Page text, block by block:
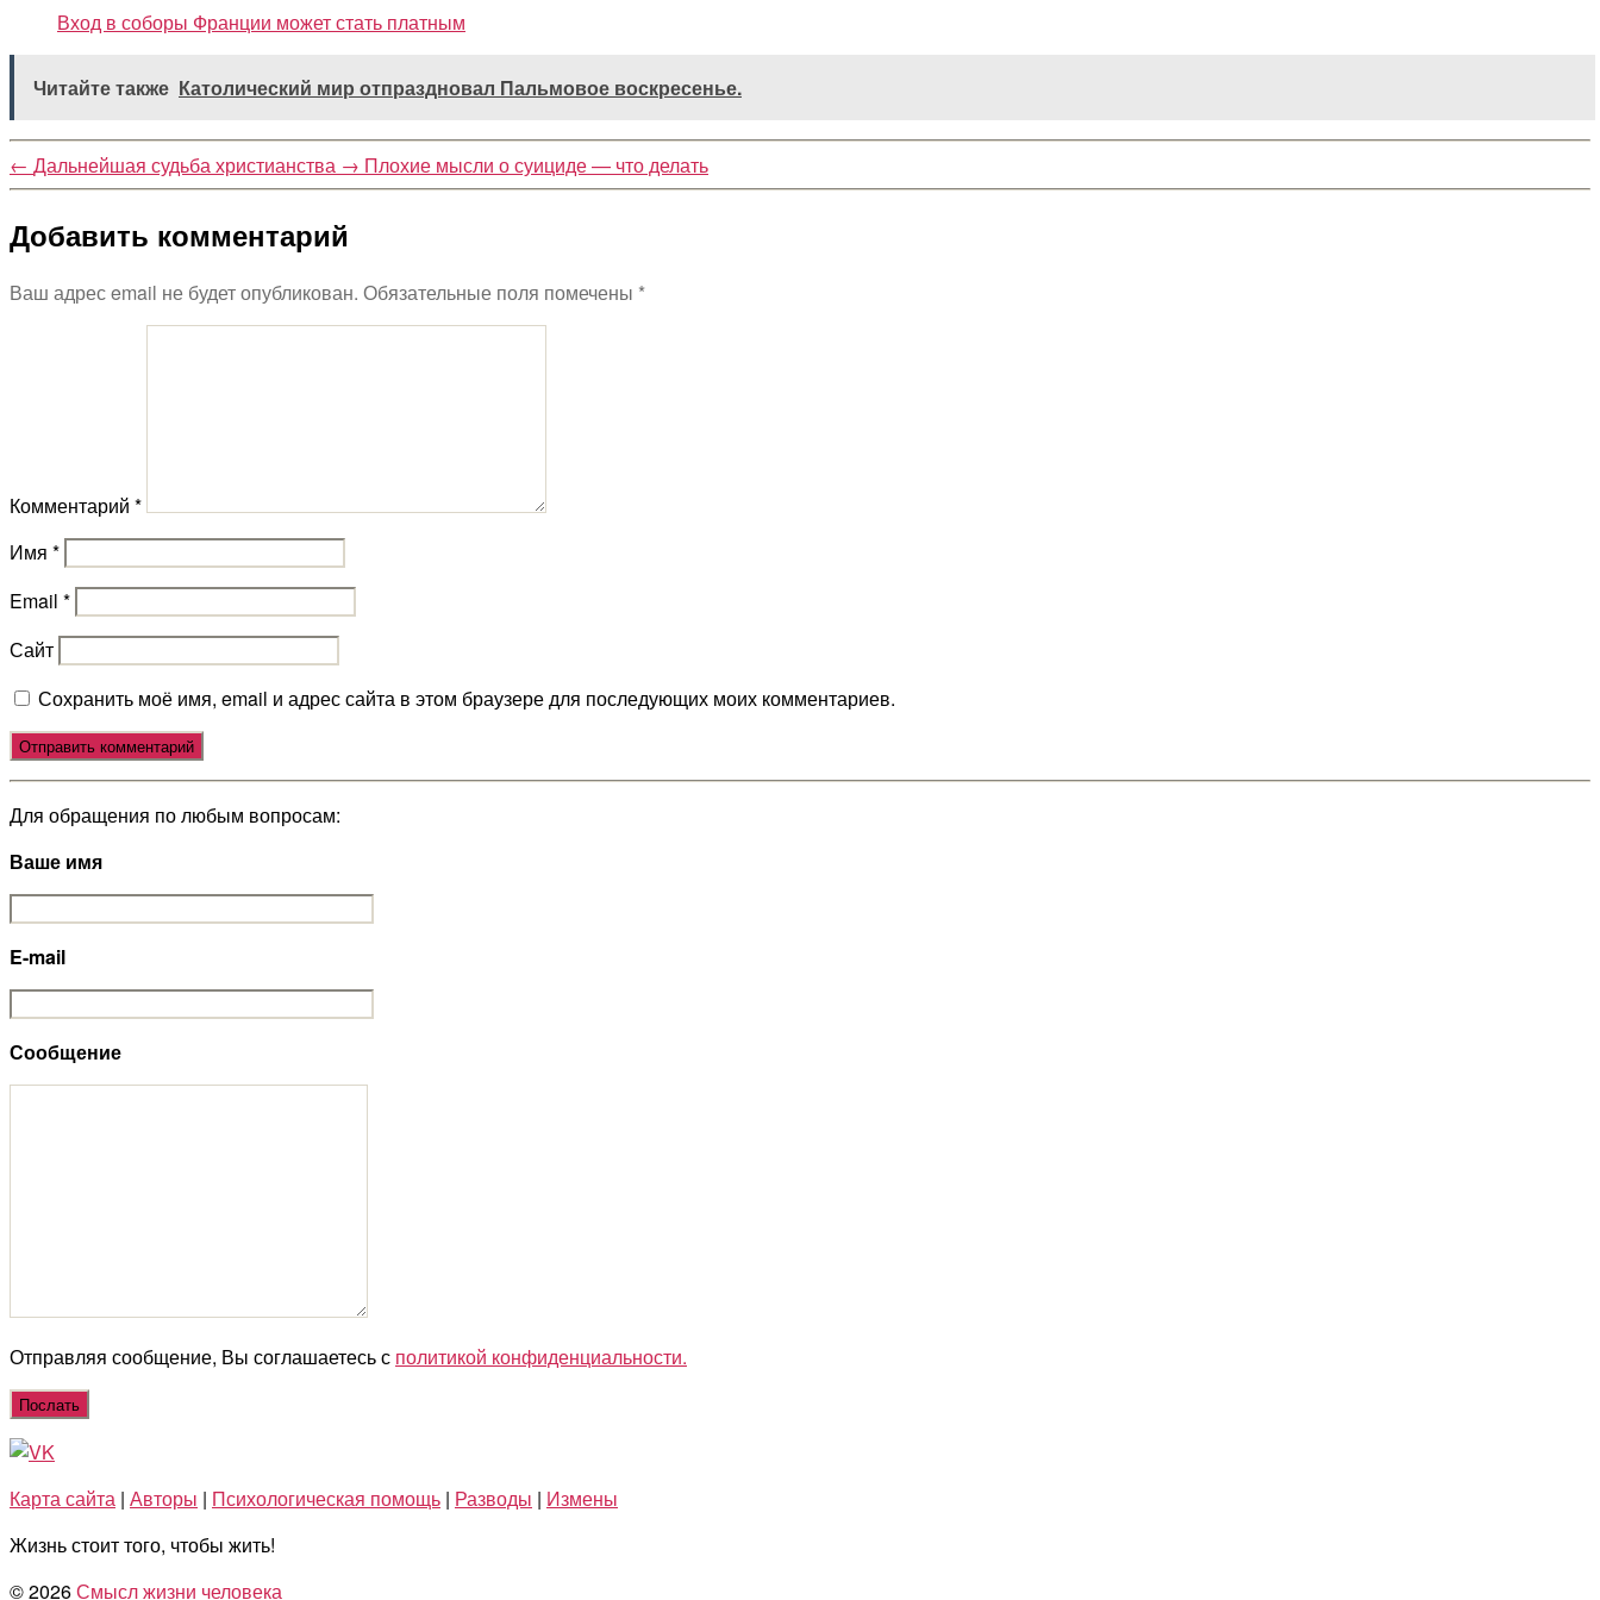
Вход в соборы Франции может стать платным
Читайте также Католический мир отпраздновал Пальмовое воскресенье.
← Дальнейшая судьба христианства → Плохие мысли о суициде — что делать
Добавить комментарий
Ваш адрес email не будет опубликован. Обязательные поля помечены *
Комментарий *
Имя *
Email *
Сайт
Сохранить моё имя, email и адрес сайта в этом браузере для последующих моих комментариев.
Для обращения по любым вопросам:
Ваше имя
E-mail
Сообщение
Отправляя сообщение, Вы соглашаетесь с политикой конфиденциальности.
Карта сайта | Авторы | Психологическая помощь | Разводы | Измены
Жизнь стоит того, чтобы жить!
© 2026Смысл жизни человека